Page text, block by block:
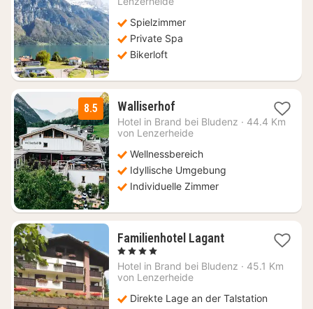
Spielzimmer
Private Spa
Bikerloft
8.5 Walliserhof1
Nacht
ab
€
Hotel in Brand bei Bludenz · 44.4 Km
von Lenzerheide
Wellnessbereich
Idyllische Umgebung
Individuelle Zimmer
Familienhotel Lagant1
ab
, 4 Sterne
Hotel in Brand bei Bludenz · 45.1 Km
von Lenzerheide
Direkte Lage an der Talstation